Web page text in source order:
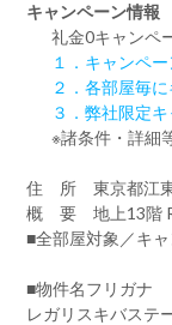
キャンペーン情報
礼金0キャンペ
１．キャンペ
２．各部屋毎
３．弊社限定
※諸条件・詳細
住 所 東京都江
概 要 地上13階
■全部屋対象／キ
■物件名フリガナ
レガリスキバステ